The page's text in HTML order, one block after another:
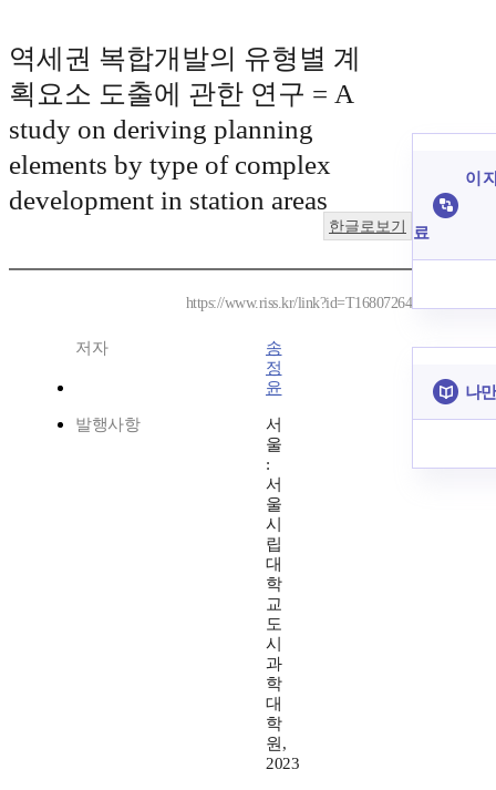
역세권 복합개발의 유형별 계
획요소 도출에 관한 연구 = A
study on deriving planning
elements by type of complex
development in station areas
한글로보기
https://www.riss.kr/link?id=T16807264
저자
송
정
윤
발행사항
서
울
:
서
울
시
립
대
학
교
도
시
과
학
대
학
원,
2023
이
료
나